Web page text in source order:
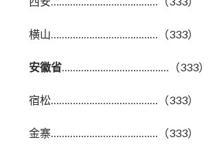
横山…………………………………（333）
安徽省…………………………………（333）
宿松…………………………………（333）
金寨…………………………………（333）